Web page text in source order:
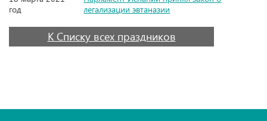
год
легализации эвтаназии
К Списку всех праздников